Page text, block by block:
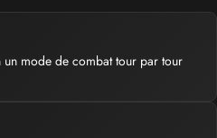
mode de combat tour par tour